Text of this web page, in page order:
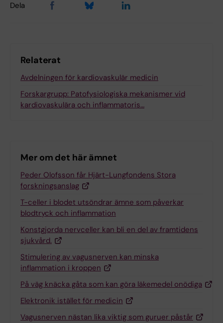
Dela
Relaterat
Avdelningen för kardiovaskulär medicin
Forskargrupp: Patofysiologiska mekanismer vid
kardiovaskulära och inflammatoris…
Mer om det här ämnet
Peder Olofsson får Hjärt-Lungfondens Stora
forskningsanslag
T-celler i blodet utsöndrar ämne som påverkar
blodtryck och inflammation
Konstgjorda nervceller kan bli en del av framtidens
sjukvård.
Stimulering av vagusnerven kan minska
inflammation i kroppen
På väg knäcka gåta som kan göra läkemedel onödiga
Elektronik istället för medicin
Vagusnerven nästan lika viktig som guruer påstår